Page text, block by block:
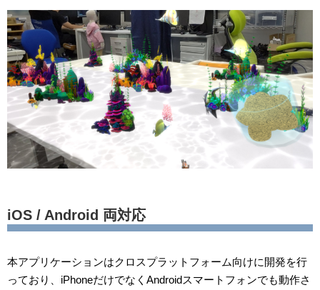
iOS / Android 両対応
本アプリケーションはクロスプラットフォーム向けに開発を行
っており、iPhoneだけでなくAndroidスマートフォンでも動作さ